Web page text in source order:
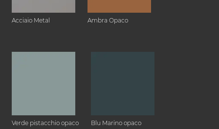
Acciaio Metal Ambra Opaco
Verde pistacchio opaco Blu Marino opaco